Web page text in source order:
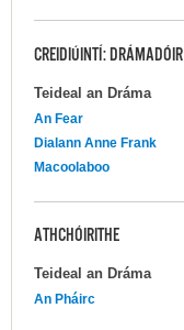
CREIDIÚINTÍ: DRÁMADÓIR
Teideal an Dráma
An Fear
Dialann Anne Frank
Macoolaboo
ATHCHÓIRITHE
Teideal an Dráma
An Pháirc